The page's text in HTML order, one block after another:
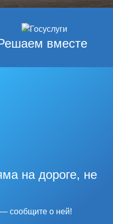
вместе
на дороге, не
сообщите о ней!